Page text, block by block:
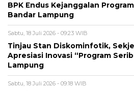
BPK Endus Kejanggalan
Bandar Lampung
Sabtu, 18 Juli 2026 - 09:23 WIB
Tinjau Stan Diskominfotik,
Apresiasi Inovasi “Program
Lampung
Sabtu, 18 Juli 2026 - 09:18 WIB